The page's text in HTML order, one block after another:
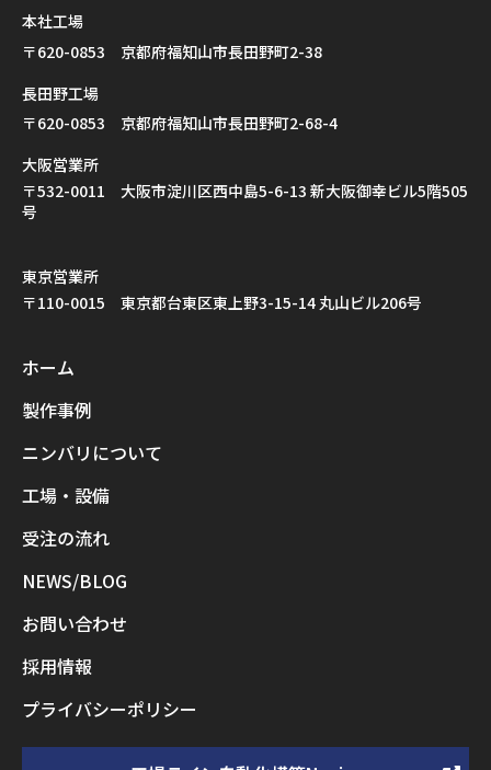
本社工場
〒620-0853 京都府福知山市長田野町2-38
長田野工場
〒620-0853 京都府福知山市長田野町2-68-4
大阪営業所
〒532-0011 大阪市淀川区西中島5-6-13 新大阪御幸ビル5階505
号
東京営業所
〒110-0015 東京都台東区東上野3-15-14 丸山ビル206号
ホーム
製作事例
ニンバリについて
工場・設備
受注の流れ
NEWS/BLOG
お問い合わせ
採用情報
プライバシーポリシー